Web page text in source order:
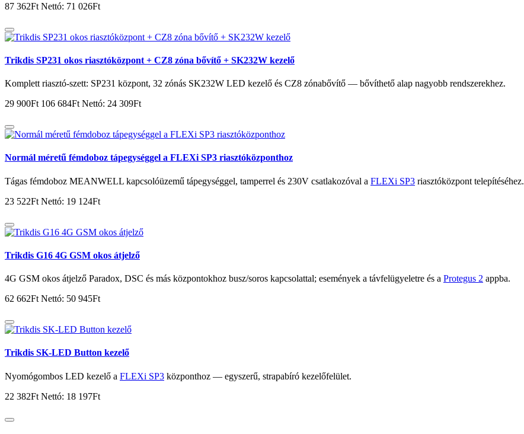
87 362Ft Nettó: 71 026Ft
Trikdis SP231 okos riasztóközpont + CZ8 zóna bővítő + SK232W kezelő
Komplett riasztó-szett: SP231 központ, 32 zónás SK232W LED kezelő és CZ8 zónabővítő — bővíthető alap nagyobb rendszerekhez.
29 900Ft 106 684Ft Nettó: 24 309Ft
Normál méretű fémdoboz tápegységgel a FLEXi SP3 riasztóközponthoz
Tágas fémdoboz MEANWELL kapcsolóüzemű tápegységgel, tamperrel és 230V csatlakozóval a FLEXi SP3 riasztóközpont telepítéséhez.
23 522Ft Nettó: 19 124Ft
Trikdis G16 4G GSM okos átjelző
4G GSM okos átjelző Paradox, DSC és más központokhoz busz/soros kapcsolattal; események a távfelügyeletre és a Protegus 2 appba.
62 662Ft Nettó: 50 945Ft
Trikdis SK-LED Button kezelő
Nyomógombos LED kezelő a FLEXi SP3 központhoz — egyszerű, strapabíró kezelőfelület.
22 382Ft Nettó: 18 197Ft